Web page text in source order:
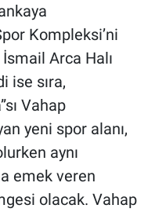
Kompleksi’ni
Arca Halı
ise sıra,
Vahap
yeni spor alanı,
aynı
emek veren
olacak. Vahap